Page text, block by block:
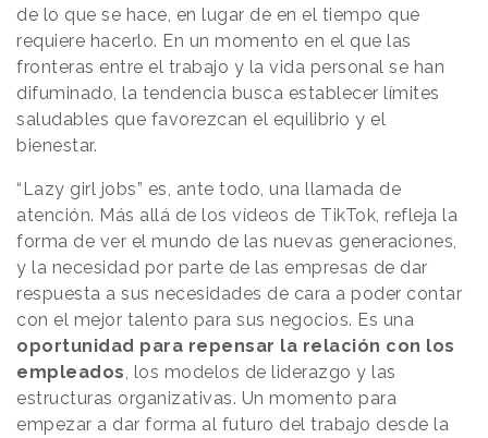
de lo que se hace, en lugar de en el tiempo que
requiere hacerlo. En un momento en el que las
fronteras entre el trabajo y la vida personal se han
difuminado, la tendencia busca establecer límites
saludables que favorezcan el equilibrio y el
bienestar.
“Lazy girl jobs” es, ante todo, una llamada de
atención. Más allá de los vídeos de TikTok, refleja la
forma de ver el mundo de las nuevas generaciones,
y la necesidad por parte de las empresas de dar
respuesta a sus necesidades de cara a poder contar
con el mejor talento para sus negocios. Es una
oportunidad para repensar la relación con los
empleados , los modelos de liderazgo y las
estructuras organizativas. Un momento para
empezar a dar forma al futuro del trabajo desde la